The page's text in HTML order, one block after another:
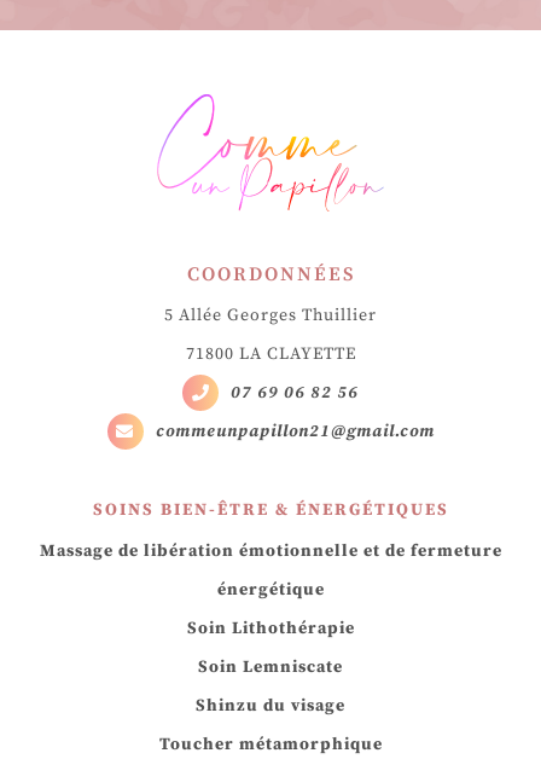
COORDONNÉES
5 Allée Georges Thuillier
71800 LA CLAYETTE
07 69 06 82 56
commeunpapillon21@gmail.com
SOINS BIEN-ÊTRE & ÉNERGÉTIQUES
Massage de libération émotionnelle et de fermeture
énergétique
Soin Lithothérapie
Soin Lemniscate
Shinzu du visage
Toucher métamorphique